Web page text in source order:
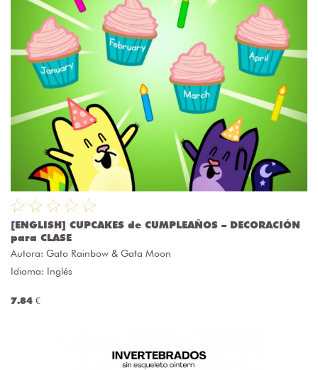
[ENGLISH] CUPCAKES de CUMPLEAÑOS – DECORACIÓN
para CLASE
Autora: Gato Rainbow & Gata Moon
Idioma: Inglés
7.84 €